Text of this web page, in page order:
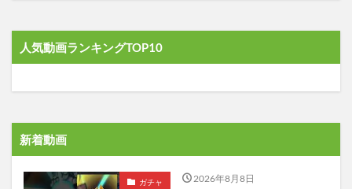
人気動画ランキングTOP10
新着動画
ガチャ 2026年8月8日